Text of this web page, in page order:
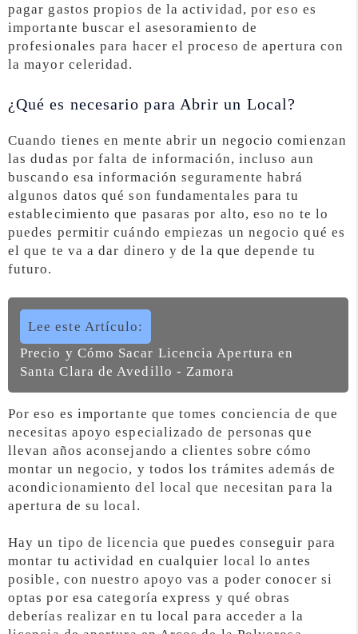
pagar gastos propios de la actividad, por eso es
importante buscar el asesoramiento de
profesionales para hacer el proceso de apertura con
la mayor celeridad.
¿Qué es necesario para Abrir un Local?
Cuando tienes en mente abrir un negocio comienzan
las dudas por falta de información, incluso aun
buscando esa información seguramente habrá
algunos datos qué son fundamentales para tu
establecimiento que pasaras por alto, eso no te lo
puedes permitir cuándo empiezas un negocio qué es
el que te va a dar dinero y de la que depende tu
futuro.
Lee este Artículo:
Precio y Cómo Sacar Licencia Apertura en
Santa Clara de Avedillo - Zamora
Por eso es importante que tomes conciencia de que
necesitas apoyo especializado de personas que
llevan años aconsejando a clientes sobre cómo
montar un negocio, y todos los trámites además de
acondicionamiento del local que necesitan para la
apertura de su local.
Hay un tipo de licencia que puedes conseguir para
montar tu actividad en cualquier local lo antes
posible, con nuestro apoyo vas a poder conocer si
optas por esa categoría express y qué obras
deberías realizar en tu local para acceder a la